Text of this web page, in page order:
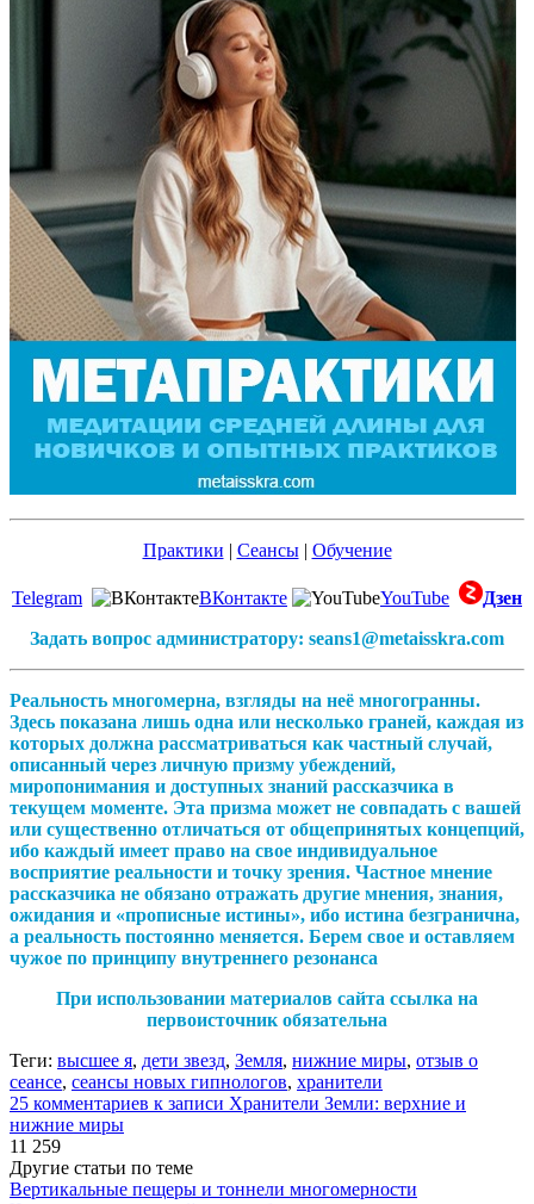
Практики | Сеансы| Обучение
Telegram ВКонтакте YouTube
Дзен
Задать вопрос администратору: seans1@metaisskra.com
Реальность многомерна, взгляды на неё многогранны.
Здесь показана лишь одна или несколько граней, каждая из
которых должна рассматриваться как частный случай,
описанный через личную призму убеждений,
миропонимания и доступных знаний рассказчика в
текущем моменте. Эта призма может не совпадать с вашей
или существенно отличаться от общепринятых концепций,
ибо каждый имеет право на свое индивидуальное
восприятие реальности и точку зрения. Частное мнение
рассказчика не обязано отражать другие мнения, знания,
ожидания и «прописные истины», ибо истина безгранична,
а реальность постоянно меняется. Берем свое и оставляем
чужое по принципу внутреннего резонанса
При использовании материалов сайта ссылка на
первоисточник обязательна
Теги: высшее я, дети звезд, Земля, нижние миры, отзыв о
сеансе, сеансы новых гипнологов, хранители
25 комментариев к записи Хранители Земли: верхние и
нижние миры
11 259
Другие статьи по теме
Вертикальные пещеры и тоннели многомерности